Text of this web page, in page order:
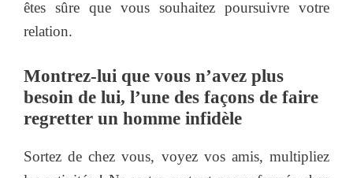
êtes sûre que vous souhaitez poursuivre votre
relation.
Montrez-lui que vous n’avez plus
besoin de lui, l’une des façons de faire
regretter un homme infidèle
Sortez de chez vous, voyez vos amis, multipliez